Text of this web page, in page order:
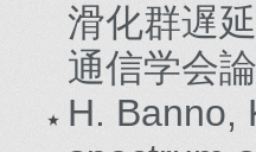
滑化群遅
通信学会
H. Banno,